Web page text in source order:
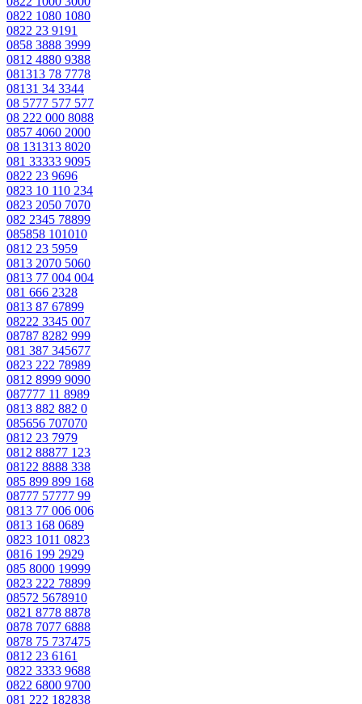
0822 1080 1080
0822 23 9191
0858 3888 3999
0812 4880 9388
081313 78 7778
08131 34 3344
08 5777 577 577
08 222 000 8088
0857 4060 2000
08 131313 8020
081 33333 9095
0822 23 9696
0823 10 110 234
0823 2050 7070
082 2345 78899
085858 101010
0812 23 5959
0813 2070 5060
0813 77 004 004
081 666 2328
0813 87 67899
08222 3345 007
08787 8282 999
081 387 345677
0823 222 78989
0812 8999 9090
087777 11 8989
0813 882 882 0
085656 707070
0812 23 7979
0812 88877 123
08122 8888 338
085 899 899 168
08777 57777 99
0813 77 006 006
0813 168 0689
0823 1011 0823
0816 199 2929
085 8000 19999
0823 222 78899
08572 5678910
0821 8778 8878
0878 7077 6888
0878 75 737475
0812 23 6161
0822 3333 9688
0822 6800 9700
081 222 182838